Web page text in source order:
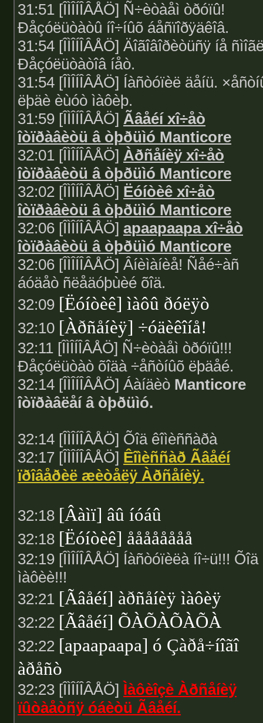
31:51 [ÎÌÎÍÎÂÅÖ] Ñ÷èòàåì òðóïû!
Ðåçóëüòàòû íî÷íûõ áåñïîðÿäêîâ.
31:54 [ÎÌÎÍÎÂÅÖ] Äîãîâîðèòüñÿ íå
Ðåçóëüòàòîâ íåò.
31:54 [ÎÌÎÍÎÂÅÖ] Íàñòóïèë äåíü.
ëþäè èùóò ìàôèþ.
31:59 [ÎÌÎÍÎÂÅÖ] Ãâåéí xî÷åò
îòïðàâèòü â òþðüìó Manticore
32:01 [ÎÌÎÍÎÂÅÖ] Àðñåíèÿ xî÷åò
îòïðàâèòü â òþðüìó Manticore
32:02 [ÎÌÎÍÎÂÅÖ] Ëóíòèê xî÷åò
îòïðàâèòü â òþðüìó Manticore
32:06 [ÎÌÎÍÎÂÅÖ] apaapaapa xî÷åò
îòïðàâèòü â òþðüìó Manticore
32:06 [ÎÌÎÍÎÂÅÖ] Âíèìàíèå! Ñåé÷àñ
áóäåò ñëåäóþùèé õîä.
32:09 [Ëóíòèê] ìàôû ðóëÿò
32:10 [Àðñåíèÿ] ÷óäèêîíå!
32:11 [ÎÌÎÍÎÂÅÖ] Ñ÷èòàåì òðóïû!!!
Ðåçóëüòàò õîäà ÷åñòíûõ ëþäåé.
32:14 [ÎÌÎÍÎÂÅÖ] Áàíäèò Manticore
îòïðàâëåí â òþðüìó.
32:14 [ÎÌÎÍÎÂÅÖ] Õîä êîìèññàðà
32:17 [ÎÌÎÍÎÂÅÖ] Êîìèññàð Ãâåéí
ïðîâåðèë æèòåëÿ Àðñåíèÿ.
32:18 [Âàìï] âû íóáû
32:18 [Ëóíòèê] åååååååå
32:19 [ÎÌÎÍÎÂÅÖ] Íàñòóïèëà íî÷ü!!! Õîä
ìàôèè!!!
32:21 [Ãâåéí] àðñåíèÿ ìàôèÿ
32:22 [Ãâåéí] ÕÀÕÀÕÀÕÀ
32:22 [apaapaapa] ó Çàðå÷íîãî
àðåñò
32:23 [ÎÌÎÍÎÂÅÖ] Ìàôèîçè Àðñåíèÿ
ïûòàåòñÿ óáèòü Ãâåéí.